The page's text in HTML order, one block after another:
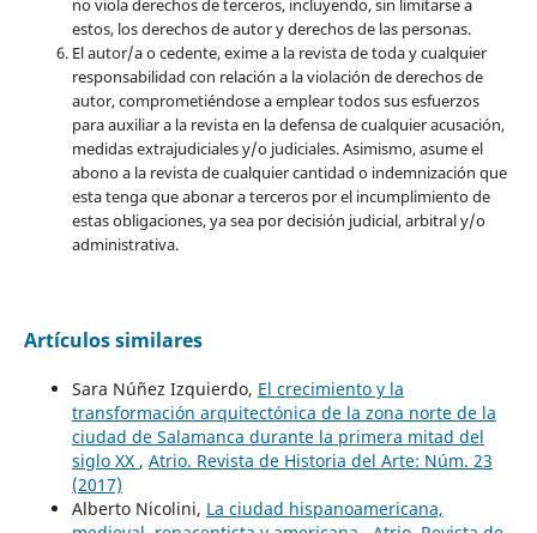
no viola derechos de terceros, incluyendo, sin limitarse a
estos, los derechos de autor y derechos de las personas.
El autor/a o cedente, exime a la revista de toda y cualquier
responsabilidad con relación a la violación de derechos de
autor, comprometiéndose a emplear todos sus esfuerzos
para auxiliar a la revista en la defensa de cualquier acusación,
medidas extrajudiciales y/o judiciales. Asimismo, asume el
abono a la revista de cualquier cantidad o indemnización que
esta tenga que abonar a terceros por el incumplimiento de
estas obligaciones, ya sea por decisión judicial, arbitral y/o
administrativa.
Artículos similares
Sara Núñez Izquierdo, El crecimiento y la
transformación arquitectónica de la zona norte de la
ciudad de Salamanca durante la primera mitad del
siglo XX , Atrio. Revista de Historia del Arte: Núm. 23
(2017)
Alberto Nicolini, La ciudad hispanoamericana,